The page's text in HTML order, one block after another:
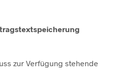
zur Verfügung stehende